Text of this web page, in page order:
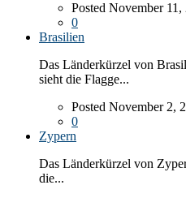
Posted November 11,
0
Brasilien
Das Länderkürzel von
sieht die Flagge...
Posted November 2,
0
Zypern
Das Länderkürzel von
die...